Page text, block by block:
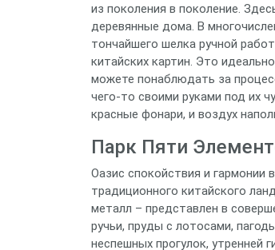
из поколения в поколение.
деревянные дома. В
тончайшего шелка ручной
китайских картин. Это
можете понаблюдать за
чего-то своими руками под их
красные фонари, и воздух
Парк Пяти
Оазис спокойствия и
традиционного китайского
металл – представлен в
ручьи, пруды с лотосами,
неспешных прогулок, утренней